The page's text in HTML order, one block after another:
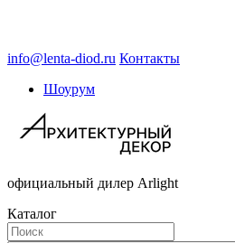
info@lenta-diod.ru Контакты
Шоурум
официальный дилер Arlight
Каталог